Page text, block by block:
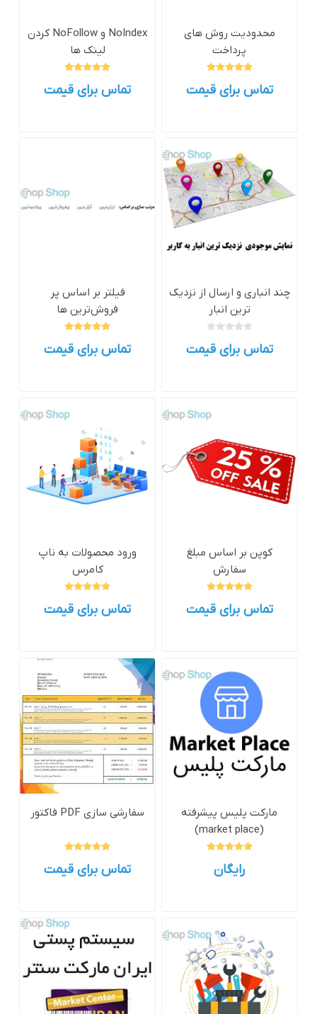
محدودیت روش های
پرداخت
تماس برای قیمت
NoIndex و NoFollow کردن
لینک ها
تماس برای قیمت
چند انباری و ارسال از نزدیک
ترین انبار
تماس برای قیمت
فیلتر بر اساس پر
فروش‌ترین ها
تماس برای قیمت
کوپن بر اساس مبلغ
سفارش
تماس برای قیمت
ورود محصولات به ناپ
کامرس
تماس برای قیمت
مارکت پلیس پیشرفته
(market place)
رایگان
سفارشی سازی PDF فاکتور
تماس برای قیمت